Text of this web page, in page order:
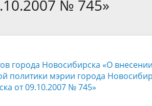
№ 745»
города Новосибирска «О внесении
политики мэрии города
от 09.10.2007 № 745»